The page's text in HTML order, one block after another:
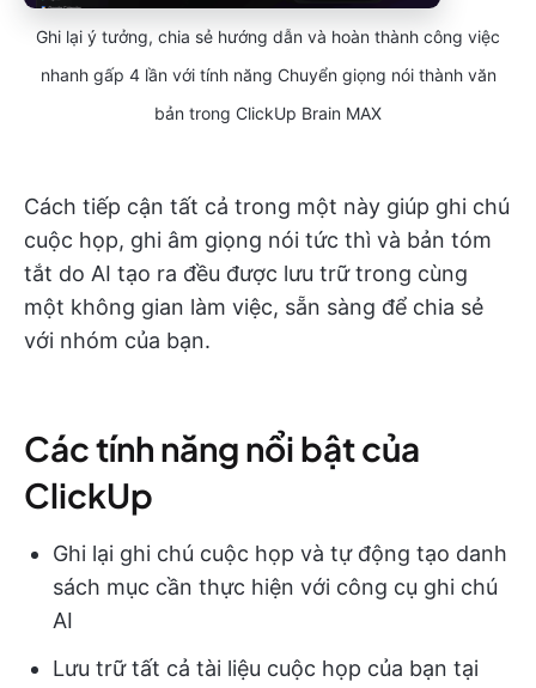
Ghi lại ý tưởng, chia sẻ hướng dẫn và hoàn thành công việc
nhanh gấp 4 lần với tính năng Chuyển giọng nói thành văn
bản trong ClickUp Brain MAX
Cách tiếp cận tất cả trong một này giúp ghi chú
cuộc họp, ghi âm giọng nói tức thì và bản tóm
tắt do AI tạo ra đều được lưu trữ trong cùng
một không gian làm việc, sẵn sàng để chia sẻ
với nhóm của bạn.
Các tính năng nổi bật của
ClickUp
Ghi lại ghi chú cuộc họp và tự động tạo danh
sách mục cần thực hiện với công cụ ghi chú
AI
Lưu trữ tất cả tài liệu cuộc họp của bạn tại